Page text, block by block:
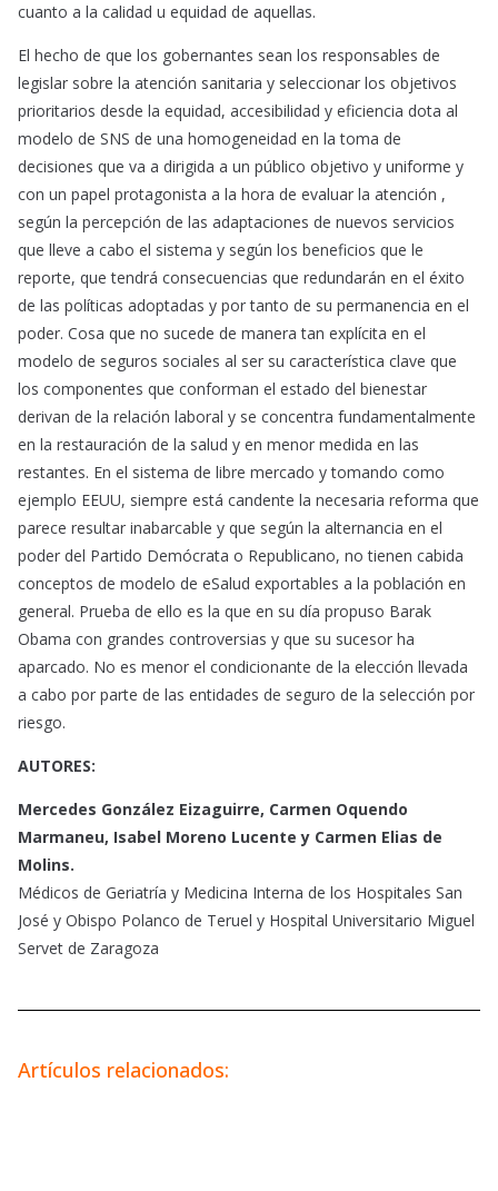
cuanto a la calidad u equidad de aquellas.
El hecho de que los gobernantes sean los responsables de
legislar sobre la atención sanitaria y seleccionar los objetivos
prioritarios desde la equidad, accesibilidad y eficiencia dota al
modelo de SNS de una homogeneidad en la toma de
decisiones que va a dirigida a un público objetivo y uniforme y
con un papel protagonista a la hora de evaluar la atención ,
según la percepción de las adaptaciones de nuevos servicios
que lleve a cabo el sistema y según los beneficios que le
reporte, que tendrá consecuencias que redundarán en el éxito
de las políticas adoptadas y por tanto de su permanencia en el
poder. Cosa que no sucede de manera tan explícita en el
modelo de seguros sociales al ser su característica clave que
los componentes que conforman el estado del bienestar
derivan de la relación laboral y se concentra fundamentalmente
en la restauración de la salud y en menor medida en las
restantes. En el sistema de libre mercado y tomando como
ejemplo EEUU, siempre está candente la necesaria reforma que
parece resultar inabarcable y que según la alternancia en el
poder del Partido Demócrata o Republicano, no tienen cabida
conceptos de modelo de eSalud exportables a la población en
general. Prueba de ello es la que en su día propuso Barak
Obama con grandes controversias y que su sucesor ha
aparcado. No es menor el condicionante de la elección llevada
a cabo por parte de las entidades de seguro de la selección por
riesgo.
AUTORES:
Mercedes González Eizaguirre, Carmen Oquendo
Marmaneu, Isabel Moreno Lucente y Carmen Elias de
Molins.
Médicos de Geriatría y Medicina Interna de los Hospitales San
José y Obispo Polanco de Teruel y Hospital Universitario Miguel
Servet de Zaragoza
Artículos relacionados: